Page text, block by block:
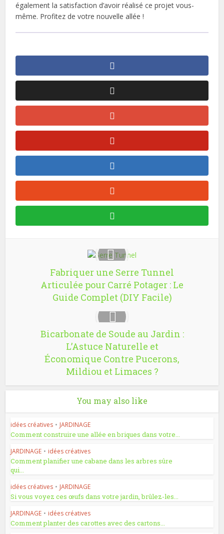
également la satisfaction d’avoir réalisé ce projet vous-
même. Profitez de votre nouvelle allée !
Fabriquer une Serre Tunnel
Articulée pour Carré Potager : Le
Guide Complet (DIY Facile)
Bicarbonate de Soude au Jardin :
L’Astuce Naturelle et
Économique Contre Pucerons,
Mildiou et Limaces ?
You may also like
idées créatives • JARDINAGE
Comment construire une allée en briques dans votre...
JARDINAGE • idées créatives
Comment planifier une cabane dans les arbres sûre
qui...
idées créatives • JARDINAGE
Si vous voyez ces œufs dans votre jardin, brûlez-les...
JARDINAGE • idées créatives
Comment planter des carottes avec des cartons...